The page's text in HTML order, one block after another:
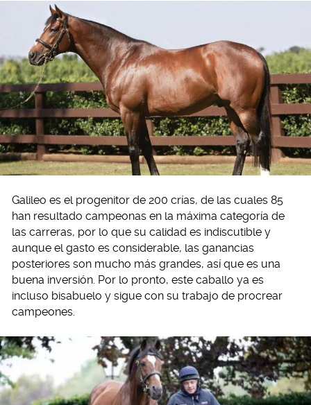
Galileo es el progenitor de 200 crías, de las cuales 85
han resultado campeonas en la máxima categoría de
las carreras, por lo que su calidad es indiscutible y
aunque el gasto es considerable, las ganancias
posteriores son mucho más grandes, así que es una
buena inversión. Por lo pronto, este caballo ya es
incluso bisabuelo y sigue con su trabajo de procrear
campeones.